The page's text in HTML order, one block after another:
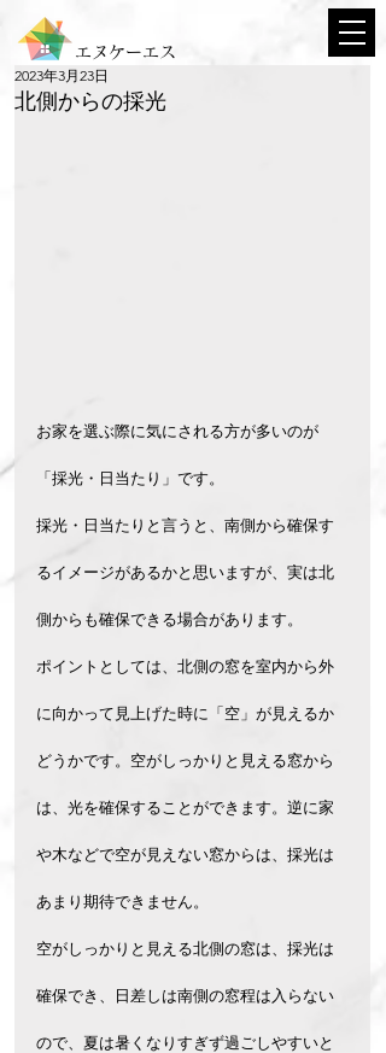
エヌケーエス
北側からの採光
2023年3月23日
お家を選ぶ際に気にされる方が多いのが
「採光・日当たり」です。
採光・日当たりと言うと、南側から確保す
るイメージがあるかと思いますが、実は北
側からも確保できる場合があります。
ポイントとしては、北側の窓を室内から外
に向かって見上げた時に「空」が見えるか
どうかです。空がしっかりと見える窓から
は、光を確保することができます。逆に家
や木などで空が見えない窓からは、採光は
あまり期待できません。
空がしっかりと見える北側の窓は、採光は
確保でき、日差しは南側の窓程は入らない
ので、夏は暑くなりすぎず過ごしやすいと